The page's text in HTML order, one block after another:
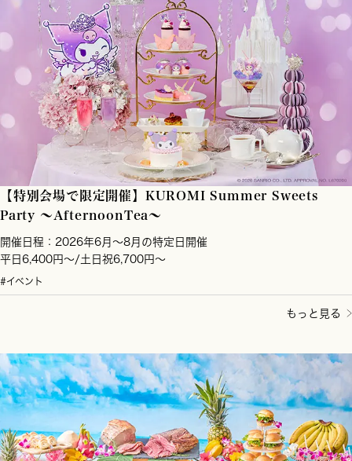
【特別会場で限定開催】KUROMI Summer Sweets
Party ～AfternoonTea～
開催日程：2026年6月～8月の特定日開催
平日6,400円～/土日祝6,700円～
#イベント
もっと見る